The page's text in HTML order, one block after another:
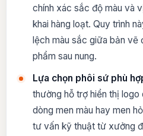
chính xác sắc độ màu và
khai hàng loạt. Quy trình
lệch màu sắc giữa bản vẽ
phẩm sau nung.
Lựa chọn phôi sứ phù
thường hỗ trợ hiển thị logo
dòng men màu hay men
tư vấn kỹ thuật từ xưởng